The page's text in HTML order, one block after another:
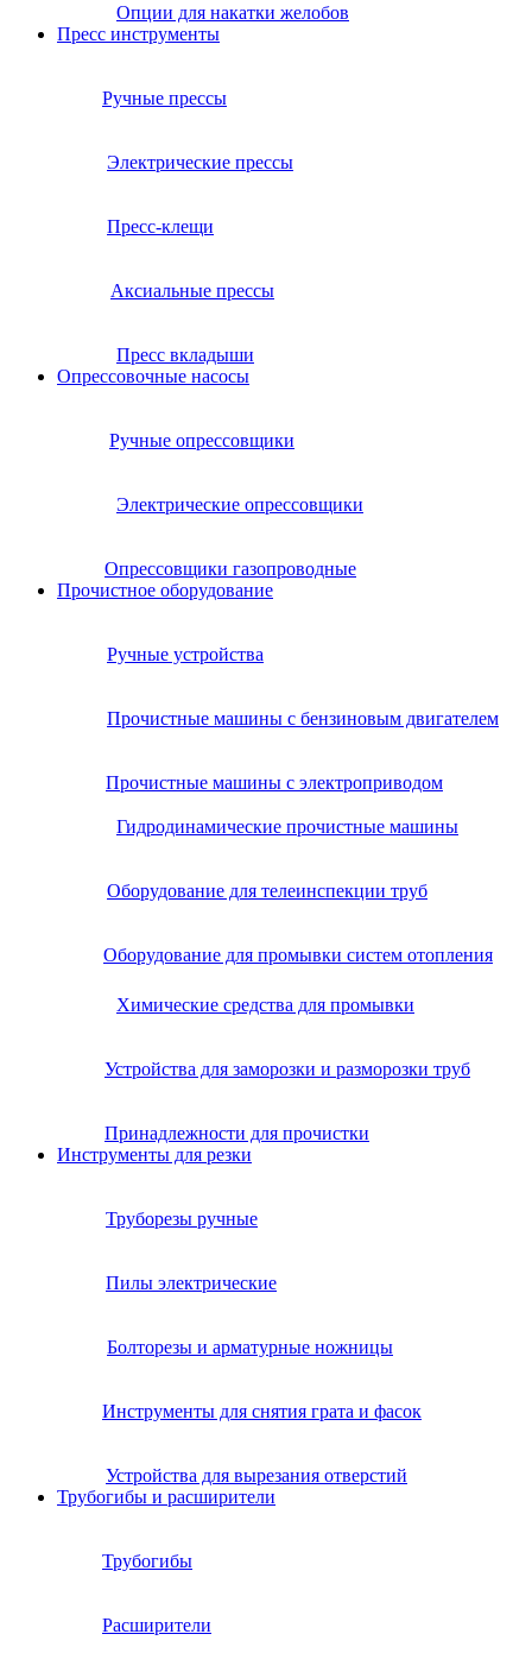
Опции для накатки желобов
Пресс инструменты
Ручные прессы
Электрические прессы
Пресс-клещи
Аксиальные прессы
Пресс вкладыши
Опрессовочные насосы
Ручные опрессовщики
Электрические опрессовщики
Опрессовщики газопроводные
Прочистное оборудование
Ручные устройства
Прочистные машины с бензиновым двигателем
Прочистные машины с электроприводом
Гидродинамические прочистные машины
Оборудование для телеинспекции труб
Оборудование для промывки систем отопления
Химические средства для промывки
Устройства для заморозки и разморозки труб
Принадлежности для прочистки
Инструменты для резки
Труборезы ручные
Пилы электрические
Болторезы и арматурные ножницы
Инструменты для снятия грата и фасок
Устройства для вырезания отверстий
Трубогибы и расширители
Трубогибы
Расширители